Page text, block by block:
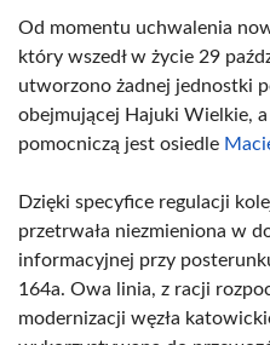
Od momentu uchwalenia
który wszedł w życie 29
utworzono żadnej jednostki
obejmującej Hajuki Wielkie,
pomocniczą jest osiedle
Dzięki specyfice regulacji
przetrwała niezmieniona w
informacyjnej przy
164a. Owa linia, z racji
modernizacji węzła